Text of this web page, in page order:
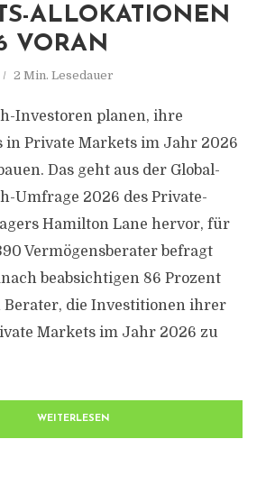
ALLOKATIONEN
VORAN
2 Min. Lesedauer
Investoren planen, ihre
in Private Markets im Jahr 2026
Das geht aus der Global-
Umfrage 2026 des Private-
Hamilton Lane hervor, für
Vermögensberater befragt
beabsichtigen 86 Prozent
Berater, die Investitionen ihrer
Markets im Jahr 2026 zu
WEITERLESEN